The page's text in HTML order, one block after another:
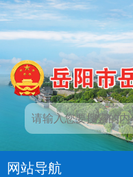
网站导航